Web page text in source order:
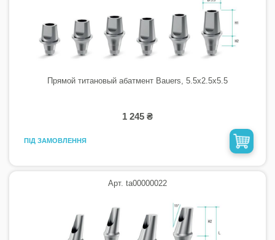
Прямой титановый абатмент Bauers, 5.5х2.5х5.5
1 245 ₴
ПІД ЗАМОВЛЕННЯ
Арт. ta00000022